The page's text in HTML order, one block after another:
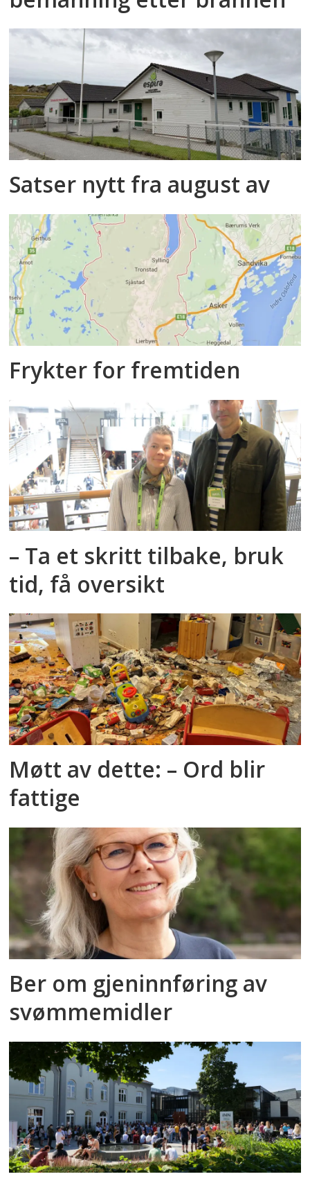
Satser nytt fra august av
Frykter for fremtiden
– Ta et skritt tilbake, bruk
tid, få oversikt
Møtt av dette: – Ord blir
fattige
Ber om gjeninnføring av
svømmemidler